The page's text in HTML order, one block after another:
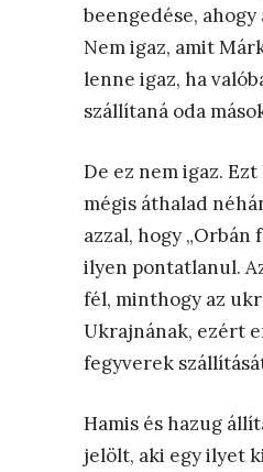
beengedése,
Nem igaz, amit
lenne igaz, ha
szállítaná oda
De ez nem igaz.
mégis áthalad
azzal, hogy
ilyen pontatlanul.
fél, minthogy az
Ukrajnának, ezért
fegyverek
Hamis és hazug
jelölt, aki egy ilyet